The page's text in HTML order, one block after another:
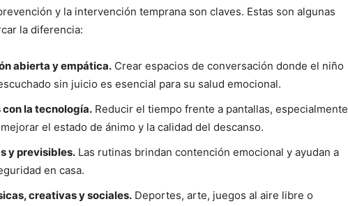
y la intervención temprana son claves. Estas son algunas
la diferencia:
abierta y empática. Crear espacios de conversación donde el niño
sin juicio es esencial para su salud emocional.
la tecnología. Reducir el tiempo frente a pantallas, especialmente
el estado de ánimo y la calidad del descanso.
y previsibles. Las rutinas brindan contención emocional y ayudan a
en casa.
creativas y sociales. Deportes, arte, juegos al aire libre o